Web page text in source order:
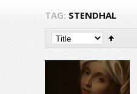
TAG: STENDHAL